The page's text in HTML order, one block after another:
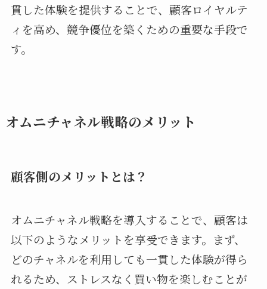
貫した体験を提供することで、顧客ロイヤルテ
ィを高め、競争優位を築くための重要な手段で
す。
オムニチャネル戦略のメリット
顧客側のメリットとは？
オムニチャネル戦略を導入することで、顧客は
以下のようなメリットを享受できます。まず、
どのチャネルを利用しても一貫した体験が得ら
れるため、ストレスなく買い物を楽しむことが